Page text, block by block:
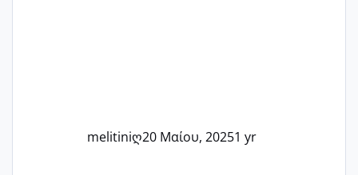
melitiniღ20 Μαίου, 20251 yr